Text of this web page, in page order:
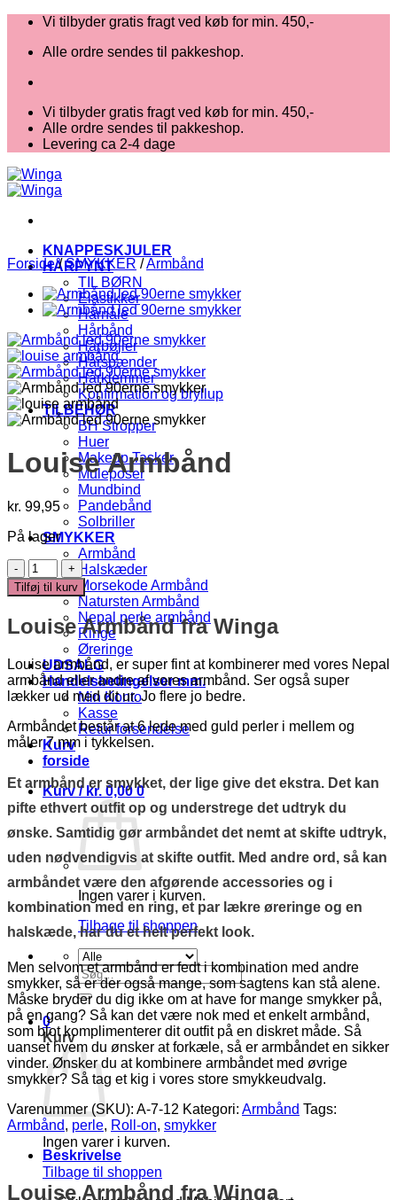
Fortsæt
indhold
Vi tilbyder gratis fragt ved køb for min. 450,-
Alle ordre sendes til pakkeshop.
Vi tilbyder gratis fragt ved køb for min. 450,-
Alle ordre sendes til pakkeshop.
Levering ca 2-4 dage
KNAPPESKJULER
HÅRPYNT
TIL BØRN
Elastikker
Hårnåle
Hårbånd
Hårbøjler
Hårspænder
Hårklemmer
Konfirmation og bryllup
TILBEHØR
BH Stropper
Huer
Makeup Tasker
Muleposer
Mundbind
Pandebånd
Solbriller
SMYKKER
Armbånd
Halskæder
Morsekode Armbånd
Natursten Armbånd
Nepal perle armbånd
Ringe
Øreringe
UDSALG
Handelsbetingelser mm.
Min Konto
Kasse
Retur forsendelse
Kurv
forside
Kurv / kr. 0,00 0
Ingen varer i kurven.
Tilbage til shoppen
Søg
efter:
0
Kurv
Ingen varer i kurven.
Tilbage til shoppen
Forside / SMYKKER /Armbånd
Louise Armbånd
kr. 99,95
På lager
Louise
Armbånd
antal
Tilføj til kurv
Louise Armbånd fra Winga
Louise armbånd, er super fint at kombinerer med vores Nepal
armbånd eller andre af vores armbånd. Ser også super
lækker ud med dit ur. Jo flere jo bedre.
Armbåndet består at 6 lede med guld perler i mellem og
måler 7 mm i tykkelsen.
Et armbånd er smykket, der lige give det ekstra. Det kan
pifte ethvert outfit op og understrege det udtryk du
ønske. Samtidig gør armbåndet det nemt at skifte udtryk,
uden nødvendigvis at skifte outfit. Med andre ord, så kan
armbåndet være den afgørende accessories og i
kombination med en ring, et par lækre øreringe og en
halskæde, har du et helt perfekt look.
Men selvom et armbånd er fedt i kombination med andre
smykker, så er der også mange, som sagtens kan stå alene.
Måske bryder du dig ikke om at have for mange smykker på,
på en gang? Så kan det være nok med et enkelt armbånd,
som blot komplimenterer dit outfit på en diskret måde. Så
uanset hvem du ønsker at forkæle, så er armbåndet en sikker
vinder. Ønsker du at kombinere armbåndet med øvrige
smykker? Så tag et kig i vores store smykkeudvalg.
Varenummer (SKU): A-7-12 Kategori: Armbånd Tags:
Armbånd, perle, Roll-on, smykker
Beskrivelse
Louise Armbånd fra Winga